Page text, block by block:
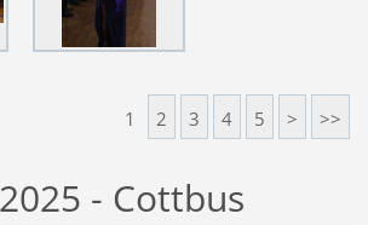
1 2 3 4 5 > >>
- Cottbus